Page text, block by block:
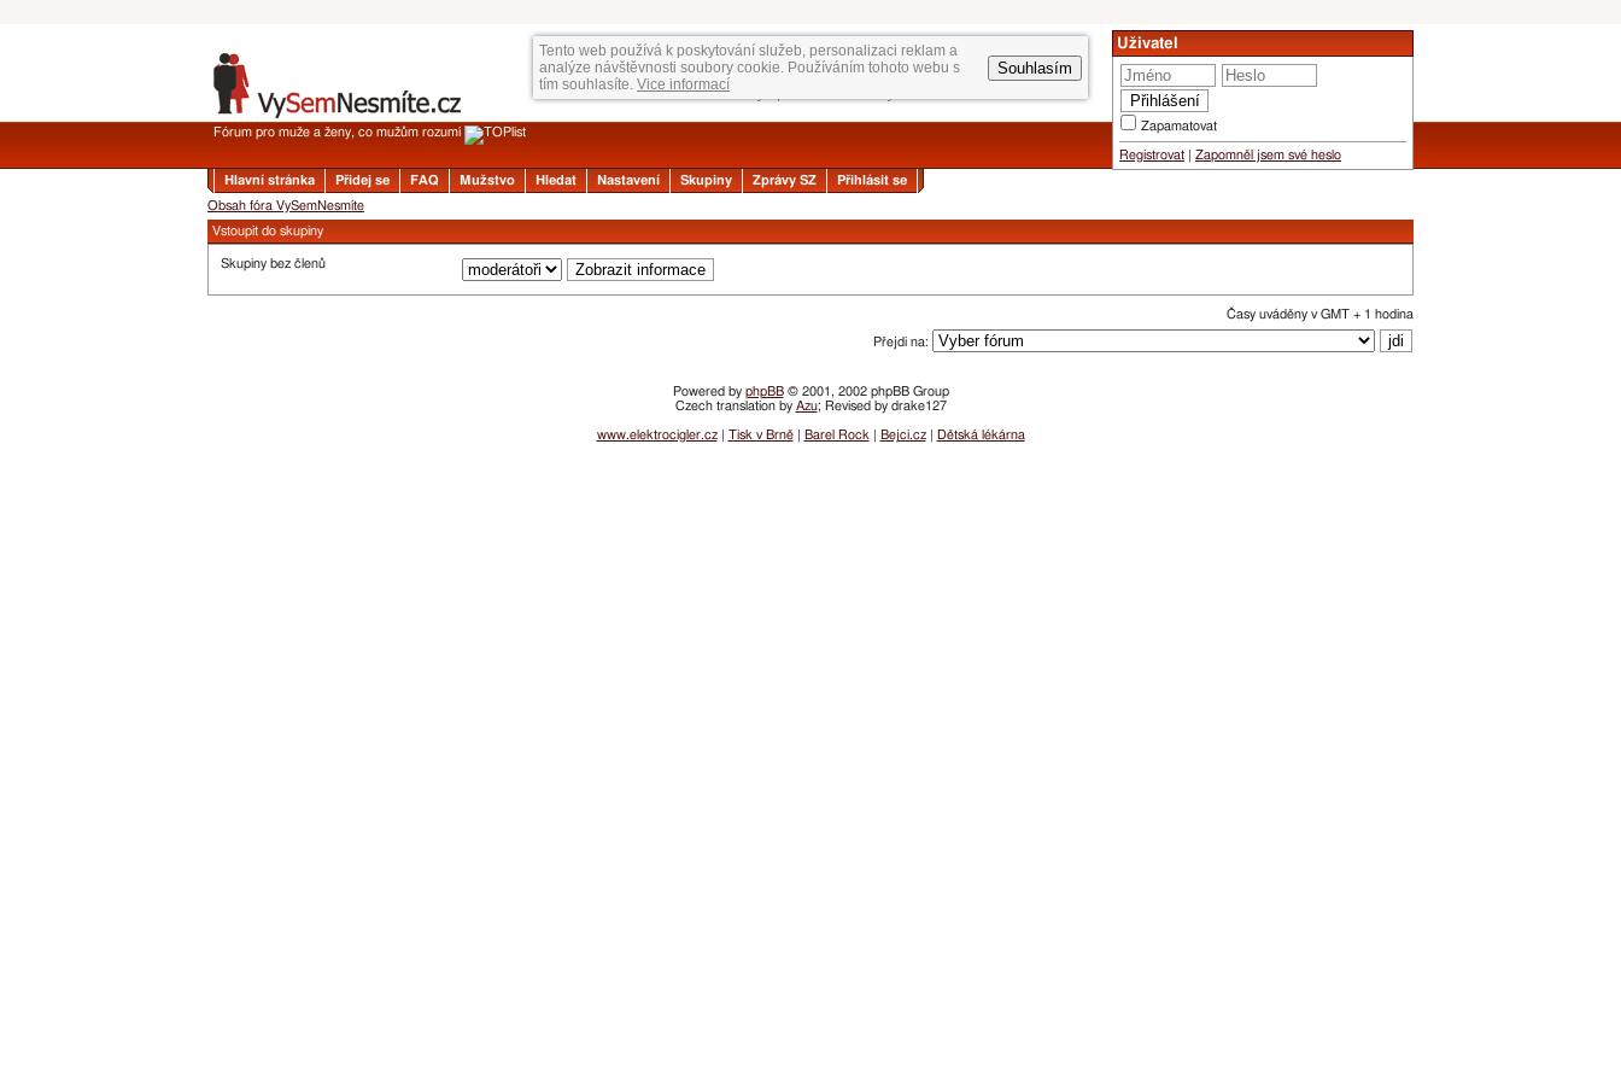
Tento web používá k poskytování služeb, personalizaci reklam a
analýze návštěvnosti soubory cookie. Používáním tohoto webu s
tím souhlasíte. Vice informací
Souhlasím
Uživatel
Zapamatovat
Registrovat Zapomněl jsem své heslo
Fórum pro muže a ženy, co mužům rozumí
Hlavní stránka Přidej se FAQ Mužstvo Hledat Nastavení Skupiny Zprávy SZ
Přihlásit se
Obsah fóra VySemNesmíte
Vstoupit do skupiny
Skupiny bez členů
Časy uváděny v GMT + 1 hodina
Přejdi na:
Powered by phpBB© 2001, 2002 phpBB Group
Czech translation by Azu; Revised by drake127
www.elektrocigler.cz| Tisk v Brně| Barel Rock Bejci.cz| Dětská lékárna